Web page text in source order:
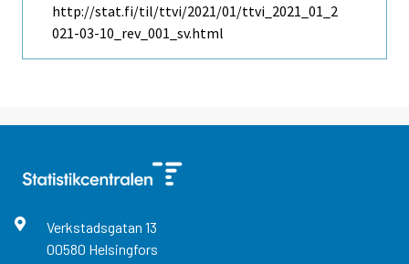
http://stat.fi/til/ttvi/2021/01/ttvi_2021_01_2
021-03-10_rev_001_sv.html
Verkstadsgatan 13
00580 Helsingfors